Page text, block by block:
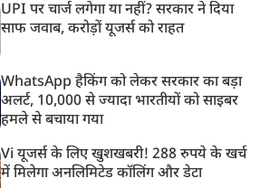
UPI पर चार्ज लगेगा या नहीं? सरकार ने दिया
साफ जवाब, करोड़ों यूजर्स को राहत
WhatsApp हैकिंग को लेकर सरकार का बड़ा
अलर्ट, 10,000 से ज्यादा भारतीयों को साइबर
हमले से बचाया गया
Vi यूजर्स के लिए खुशखबरी! 288 रुपये के खर्च
में मिलेगा अनलिमिटेड कॉलिंग और डेटा